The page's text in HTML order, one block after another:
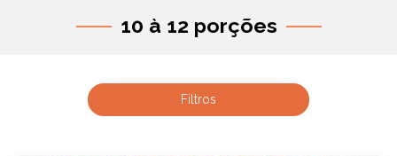
10 à 12 porções
Filtros